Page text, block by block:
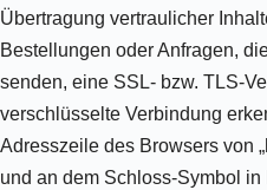
Übertragung vertraulicher
Bestellungen oder Anfragen,
senden, eine SSL- bzw. TLS-
verschlüsselte Verbindung
Adresszeile des Browsers von
und an dem Schloss-Symbol in